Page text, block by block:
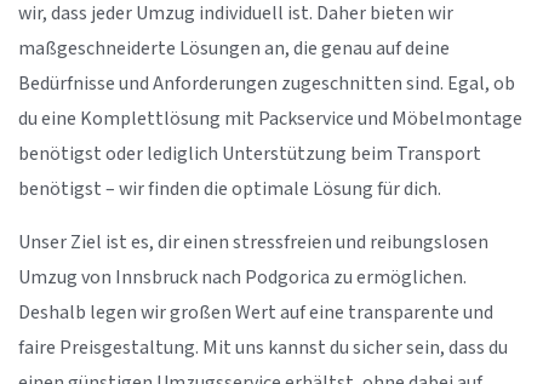
wir, dass jeder Umzug individuell ist. Daher bieten wir
maßgeschneiderte Lösungen an, die genau auf deine
Bedürfnisse und Anforderungen zugeschnitten sind. Egal, ob
du eine Komplettlösung mit Packservice und Möbelmontage
benötigst oder lediglich Unterstützung beim Transport
benötigst – wir finden die optimale Lösung für dich.
Unser Ziel ist es, dir einen stressfreien und reibungslosen
Umzug von Innsbruck nach Podgorica zu ermöglichen.
Deshalb legen wir großen Wert auf eine transparente und
faire Preisgestaltung. Mit uns kannst du sicher sein, dass du